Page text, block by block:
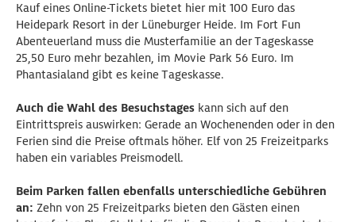
Kauf eines Online-Tickets bietet hier mit 100 Euro das
Heidepark Resort in der Lüneburger Heide. Im Fort Fun
Abenteuerland muss die Musterfamilie an der Tageskasse
25,50 Euro mehr bezahlen, im Movie Park 56 Euro. Im
Phantasialand gibt es keine Tageskasse.
Auch die Wahl des Besuchstages kann sich auf den
Eintrittspreis auswirken: Gerade an Wochenenden oder in den
Ferien sind die Preise oftmals höher. Elf von 25 Freizeitparks
haben ein variables Preismodell.
Beim Parken fallen ebenfalls unterschiedliche Gebühren
an: Zehn von 25 Freizeitparks bieten den Gästen einen